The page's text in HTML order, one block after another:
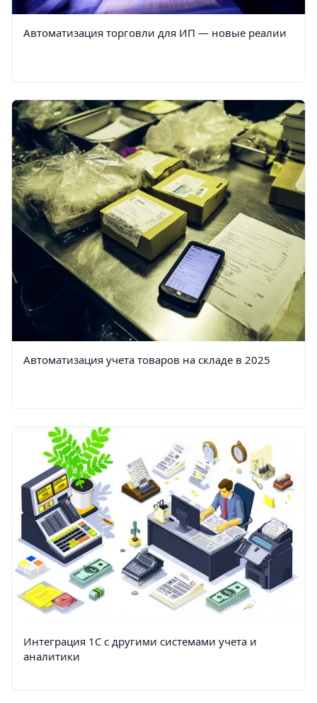
Автоматизация торговли для ИП — новые реалии
Автоматизация учета товаров на складе в 2025
Интеграция 1С с другими системами учета и
аналитики